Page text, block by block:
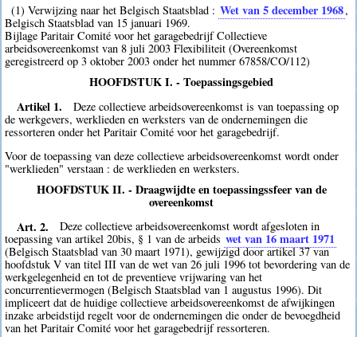
(1) Verwijzing naar het Belgisch Staatsblad : Wet van 5 december 1968,
Belgisch Staatsblad van 15 januari 1969.
Bijlage Paritair Comité voor het garagebedrijf Collectieve
arbeidsovereenkomst van 8 juli 2003 Flexibiliteit (Overeenkomst
geregistreerd op 3 oktober 2003 onder het nummer 67858/CO/112)
HOOFDSTUK I. - Toepassingsgebied
Artikel 1.
Deze collectieve arbeidsovereenkomst is van toepassing op
de werkgevers, werklieden en werksters van de ondernemingen die
ressorteren onder het Paritair Comité voor het garagebedrijf.
Voor de toepassing van deze collectieve arbeidsovereenkomst wordt onder
"werklieden" verstaan : de werklieden en werksters.
HOOFDSTUK II. - Draagwijdte en toepassingssfeer van de
overeenkomst
Art. 2.
Deze collectieve arbeidsovereenkomst wordt afgesloten in
toepassing van artikel 20bis, § 1 van de arbeids wet van 16 maart 1971
(Belgisch Staatsblad van 30 maart 1971), gewijzigd door artikel 37 van
hoofdstuk V van titel III van de wet van 26 juli 1996 tot bevordering van de
werkgelegenheid en tot de preventieve vrijwaring van het
concurrentievermogen (Belgisch Staatsblad van 1 augustus 1996). Dit
impliceert dat de huidige collectieve arbeidsovereenkomst de afwijkingen
inzake arbeidstijd regelt voor de ondernemingen die onder de bevoegdheid
van het Paritair Comité voor het garagebedrijf ressorteren.